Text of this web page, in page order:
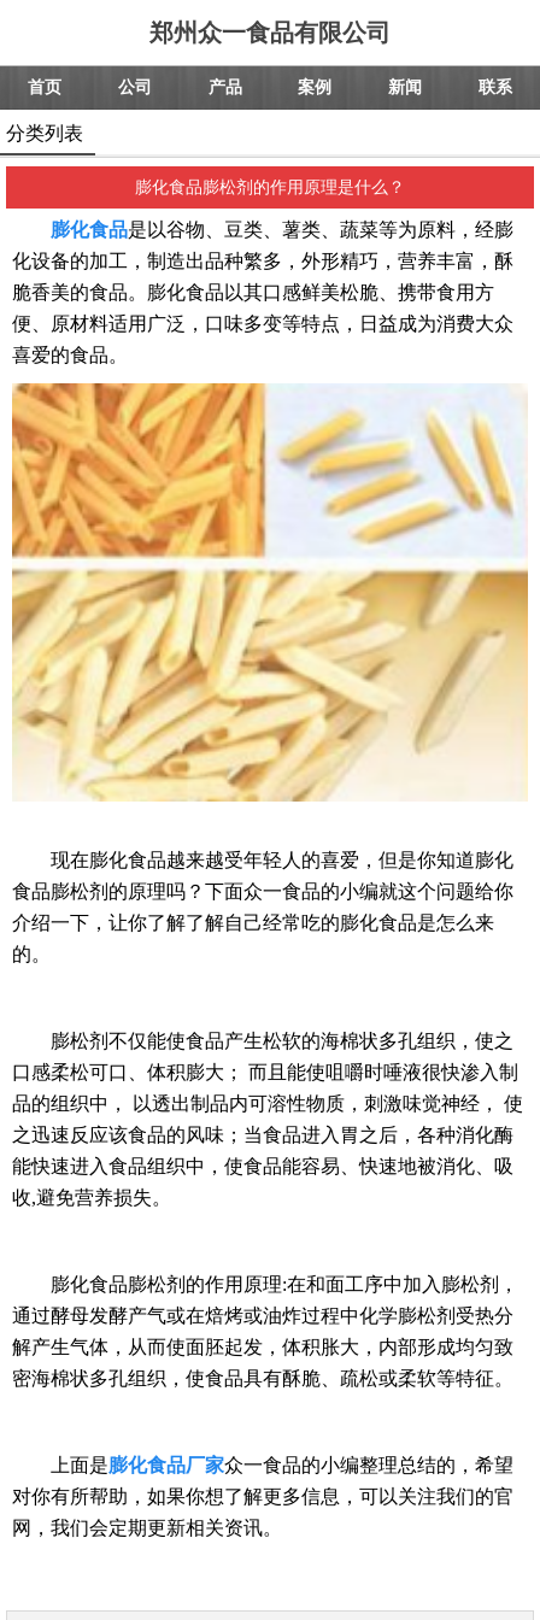
郑州众一食品有限公司
首页 公司 产品 案例 新闻 联系
分类列表
膨化食品膨松剂的作用原理是什么？
膨化食品是以谷物、豆类、薯类、蔬菜等为原料，经膨
化设备的加工，制造出品种繁多，外形精巧，营养丰富，酥
脆香美的食品。膨化食品以其口感鲜美松脆、携带食用方
便、原材料适用广泛，口味多变等特点，日益成为消费大众
喜爱的食品。
现在膨化食品越来越受年轻人的喜爱，但是你知道膨化
食品膨松剂的原理吗？下面众一食品的小编就这个问题给你
介绍一下，让你了解了解自己经常吃的膨化食品是怎么来
的。
膨松剂不仅能使食品产生松软的海棉状多孔组织，使之
口感柔松可口、体积膨大； 而且能使咀嚼时唾液很快渗入制
品的组织中， 以透出制品内可溶性物质，刺激味觉神经， 使
之迅速反应该食品的风味；当食品进入胃之后，各种消化酶
能快速进入食品组织中，使食品能容易、快速地被消化、吸
收,避免营养损失。
膨化食品膨松剂的作用原理:在和面工序中加入膨松剂，
通过酵母发酵产气或在焙烤或油炸过程中化学膨松剂受热分
解产生气体，从而使面胚起发，体积胀大，内部形成均匀致
密海棉状多孔组织，使食品具有酥脆、疏松或柔软等特征。
上面是膨化食品厂家众一食品的小编整理总结的，希望
对你有所帮助，如果你想了解更多信息，可以关注我们的官
网，我们会定期更新相关资讯。